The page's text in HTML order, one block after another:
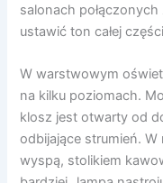
salonach
ustawić ton całej
W warstwowym
na kilku poziomach.
klosz jest otwarty od
odbijające strumień. W
wyspą, stolikiem